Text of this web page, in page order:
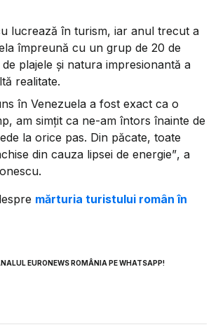
lucrează în turism, iar anul trecut a
împreună cu un grup de 20 de
plajele și natura impresionantă a
realitate.
în Venezuela a fost exact ca o
am simțit ca ne-am întors înainte de
la orice pas. Din păcate, toate
din cauza lipsei de energie”, a
mărturia turistului român în
EURONEWS ROMÂNIA PE WHATSAPP!